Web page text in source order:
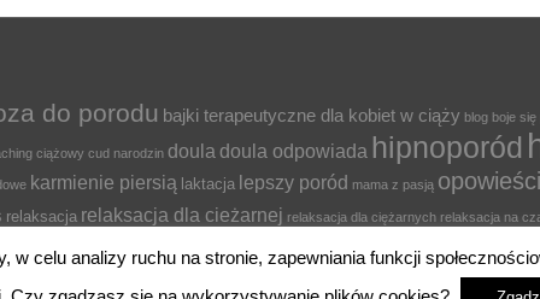
do porodu bajki terapeutyczne dla kobiet w ciąży blog boje
ciążowy cud narodzin doula doula odpowiada hipnoporód
karmienie piersią laktacja lepszy poród mama z pasją
relaksacja relaksacja dla cieżarnej relaksacja dla ciężarnych relaksacja na
w ciąży strach przed porodem stres w ciąży
w celu analizy ruchu na stronie, zapewniania funkcji